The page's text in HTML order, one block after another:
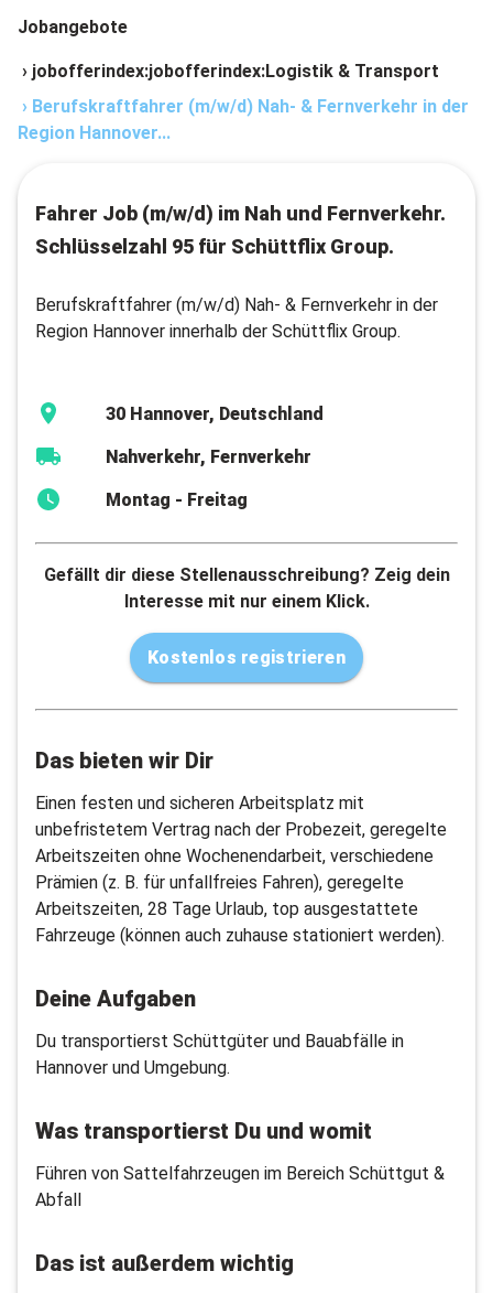
Jobangebote
› jobofferindex:jobofferindex:Logistik & Transport
› Berufskraftfahrer (m/w/d) Nah- & Fernverkehr in der
Region Hannover...
Fahrer Job (m/w/d) im Nah und Fernverkehr.
Schlüsselzahl 95 für Schüttflix Group.
Berufskraftfahrer (m/w/d) Nah- & Fernverkehr in der
Region Hannover innerhalb der Schüttflix Group.
30 Hannover, Deutschland
Nahverkehr, Fernverkehr
Montag - Freitag
Gefällt dir diese Stellenausschreibung? Zeig dein
Interesse mit nur einem Klick.
Kostenlos registrieren
Das bieten wir Dir
Einen festen und sicheren Arbeitsplatz mit
unbefristetem Vertrag nach der Probezeit, geregelte
Arbeitszeiten ohne Wochenendarbeit, verschiedene
Prämien (z. B. für unfallfreies Fahren), geregelte
Arbeitszeiten, 28 Tage Urlaub, top ausgestattete
Fahrzeuge (können auch zuhause stationiert werden).
Deine Aufgaben
Du transportierst Schüttgüter und Bauabfälle in
Hannover und Umgebung.
Was transportierst Du und womit
Führen von Sattelfahrzeugen im Bereich Schüttgut &
Abfall
Das ist außerdem wichtig